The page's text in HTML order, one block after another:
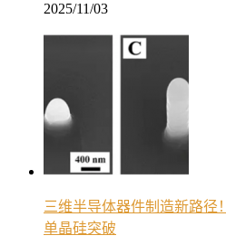
2025/11/03
三维半导体器件制造新路径
单晶硅突破